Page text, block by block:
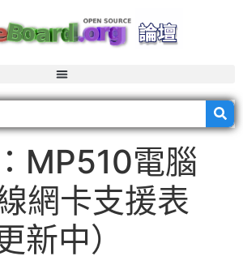
MP510電腦
網卡支援表
新中）